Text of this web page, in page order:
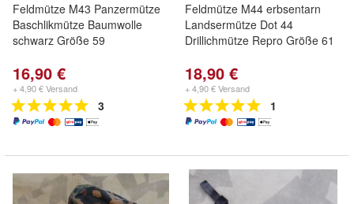
Feldmütze M43 Panzermütze
Baschlikmütze Baumwolle
schwarz Größe 59
16,90 €
+ 4,90 € Versand
3
Feldmütze M44 erbsentarn
Landsermütze Dot 44
Drillichmütze Repro Größe 61
18,90 €
+ 4,90 € Versand
1